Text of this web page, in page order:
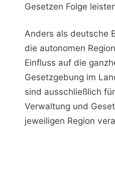
Gesetzen Folge
Anders als deutsche
die autonomen
Einfluss auf die
Gesetzgebung im
sind ausschließlich
Verwaltung und
jeweiligen Region